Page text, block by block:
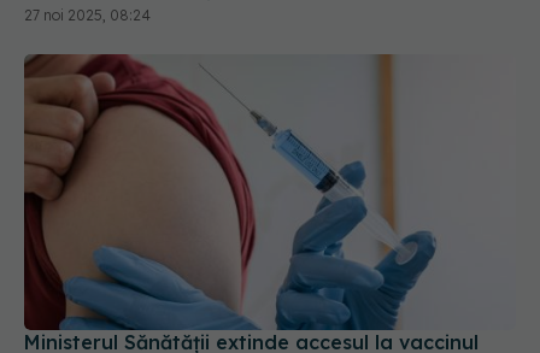
Ministerul Sănătății extinde accesul la vaccinul
HPV de la 1 octombrie: gratuit pentru tineri,
compensat pentru femei